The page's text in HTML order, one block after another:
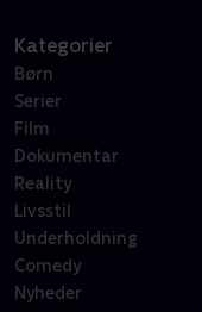
Kategorier
Børn
Serier
Film
Dokumentar
Reality
Livsstil
Underholdning
Comedy
Nyheder